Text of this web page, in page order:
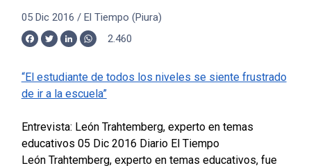
05 Dic 2016 / El Tiempo (Piura)
Facebook
TwitterLinkedInWhatsApp
2.460
“El estudiante de todos los niveles se siente frustrado
de ir a la escuela”
Entrevista: León Trahtemberg, experto en temas
educativos 05 Dic 2016 Diario El Tiempo
León Trahtemberg, experto en temas educativos, fue